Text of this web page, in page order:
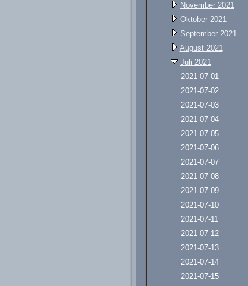
November 2021
Oktober 2021
September 2021
August 2021
Juli 2021
2021-07-01
2021-07-02
2021-07-03
2021-07-04
2021-07-05
2021-07-06
2021-07-07
2021-07-08
2021-07-09
2021-07-10
2021-07-11
2021-07-12
2021-07-13
2021-07-14
2021-07-15